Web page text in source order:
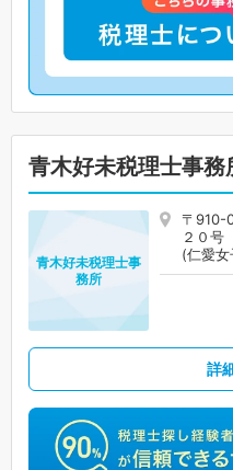
青木好未税理士事務
〒910-
２０号
(仁愛
青木好未税理士事
務所
詳